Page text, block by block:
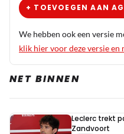
+ TOEVOEGEN AAN
We hebben ook een versie
klik hier voor deze versie en
NET BINNEN
Leclerc trekt
Zandvoort